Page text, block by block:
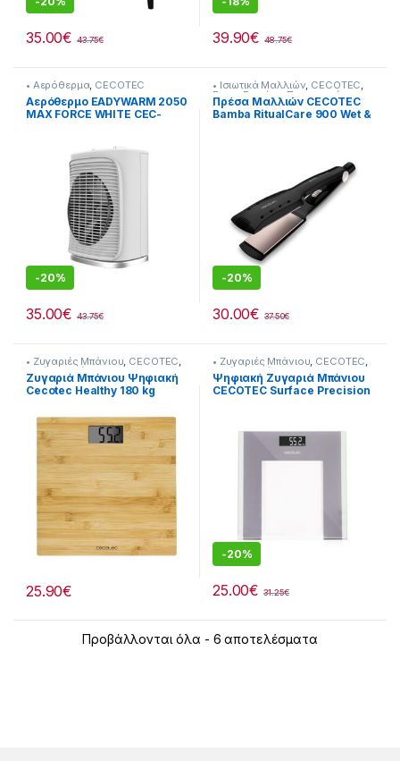
35.00€ 43.75€ 39.90€ 48.75€
• Αερόθερμα, CECOTEC
Αερόθερμο EADYWARM 2050
MAX FORCE WHITE CEC-
-20%
35.00€ 43.75€
• Ισιωτικά Μαλλιών, CECOTEC,
Για τη Γυναίκα Προσωπική
Φροντίδα
Πρέσα Μαλλιών CECOTEC
Bamba RitualCare 900 Wet &
-20%
30.00€ 37.50€
• Ζυγαριές Μπάνιου, CECOTEC,
Υγεία-Ευεξία
Ζυγαριά Μπάνιου Ψηφιακή
Cecotec Healthy 180 kg
25.90€
• Ζυγαριές Μπάνιου, CECOTEC,
Υγεία-Ευεξία
Ψηφιακή Ζυγαριά Μπάνιου
CECOTEC Surface Precision
-20%
25.00€ 31.25€
Προβάλλονται όλα - 6 αποτελέσματα